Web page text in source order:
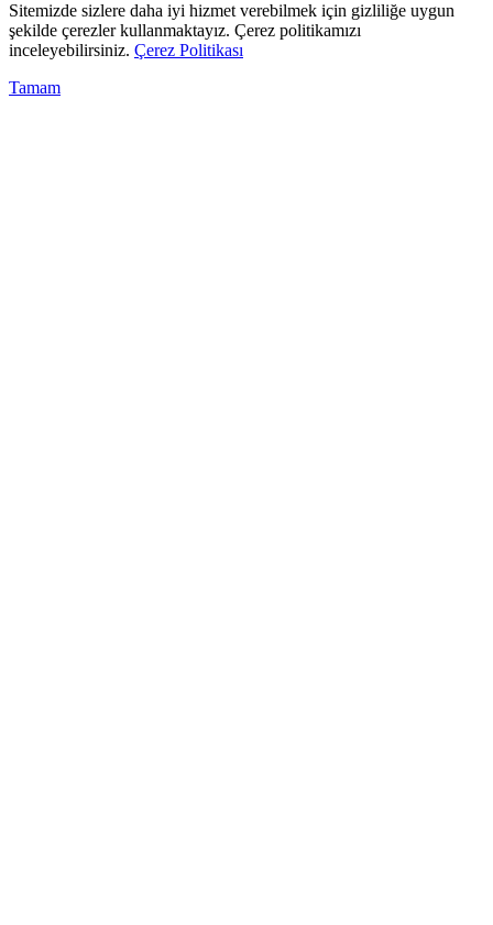
Sitemizde sizlere daha iyi hizmet verebilmek için gizliliğe uygun
şekilde çerezler kullanmaktayız. Çerez politikamızı
inceleyebilirsiniz. Çerez Politikası
Tamam